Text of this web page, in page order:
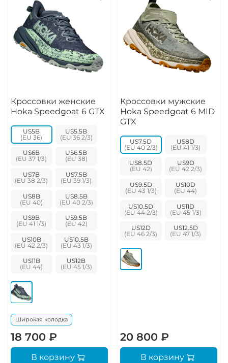
Кроссовки женские
Hoka Speedgoat 6 GTX
US5B US5.5B
US6B US6.5B
US7B US7.5B
US8B US8.5B
US9B US9.5B
US10B US10.5B
US11B US12B
Широкая колодка
18 700 ₽
В корзину
Кроссовки мужские
Hoka Speedgoat 6 MID
GTX
US7.5D US8D
US8.5D US9D
US9.5D US10D
US10.5D US11D
US12D US12.5D
20 800 ₽
В корзину